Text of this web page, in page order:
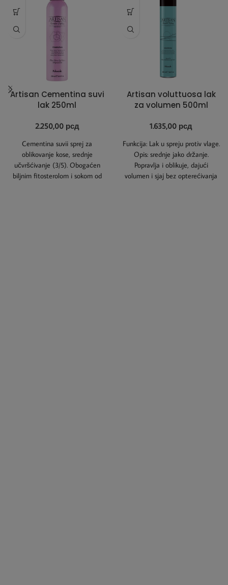
Artisan Cementina suvi
lak 250ml
2.250,00 рсд
Cementina suvii sprej za
oblikovanje kose, srednje
učvršćivanje (3/5). Obogaćen
biljnim fitosterolom i sokom od
Artisan voluttuosa lak
za volumen 500ml
1.635,00 рсд
Funkcija: Lak u spreju protiv vlage.
Opis: srednje jako držanje.
Popravlja i oblikuje, dajući
volumen i sjaj bez opterećivanja